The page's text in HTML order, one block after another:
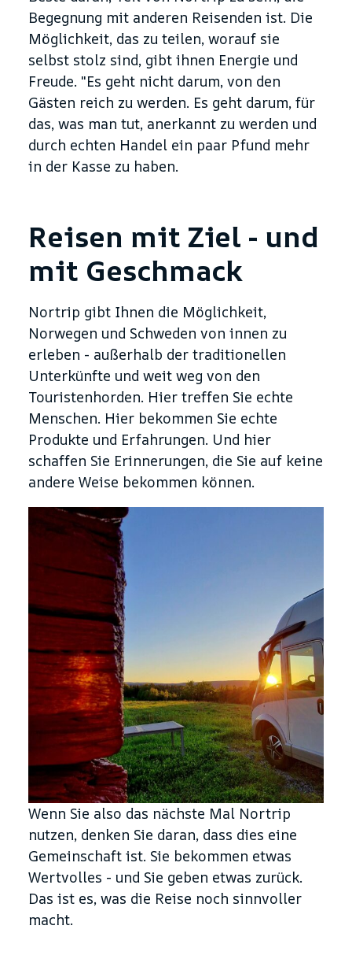
Begegnung mit anderen Reisenden ist. Die
Möglichkeit, das zu teilen, worauf sie
selbst stolz sind, gibt ihnen Energie und
Freude. "Es geht nicht darum, von den
Gästen reich zu werden. Es geht darum, für
das, was man tut, anerkannt zu werden und
durch echten Handel ein paar Pfund mehr
in der Kasse zu haben.
Reisen mit Ziel - und
mit Geschmack
Nortrip gibt Ihnen die Möglichkeit,
Norwegen und Schweden von innen zu
erleben - außerhalb der traditionellen
Unterkünfte und weit weg von den
Touristenhorden. Hier treffen Sie echte
Menschen. Hier bekommen Sie echte
Produkte und Erfahrungen. Und hier
schaffen Sie Erinnerungen, die Sie auf keine
andere Weise bekommen können.
Wenn Sie also das nächste Mal Nortrip
nutzen, denken Sie daran, dass dies eine
Gemeinschaft ist. Sie bekommen etwas
Wertvolles - und Sie geben etwas zurück.
Das ist es, was die Reise noch sinnvoller
macht.